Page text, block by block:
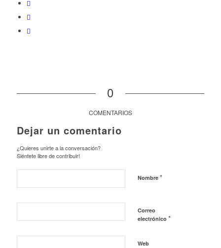
0
COMENTARIOS
Dejar un comentario
¿Quieres unirte a la conversación?
Siéntete libre de contribuir!
Nombre *
Correo
electrónico *
Web